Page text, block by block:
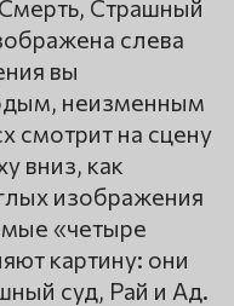
Страшный
слева
вы
неизменным
смотрит на сцену
вниз, как
изображения
«четыре
картину: они
суд, Рай и Ад.